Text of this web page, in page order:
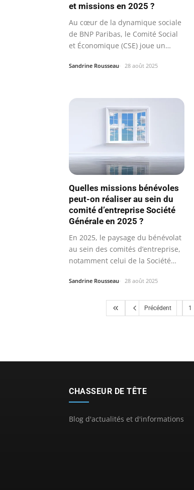
et missions en 2025 ?
Au cœur de la dynamique sociale
de BNP Paribas, le Comité Social
et Économique (CSE) joue un
Sandrine Rousseau 28 août 2025
Quelles missions bénévoles
peut-on réaliser au sein du
comité d’entreprise Société
Générale en 2025 ?
En 2025, le paysage du bénévolat
au sein des comités d’entreprise,
notamment celui de la Société…
Sandrine Rousseau 28 août 2025
Précédent 1
CHASSEUR DE TÊTE
Blog d'actualités et d'informations